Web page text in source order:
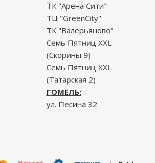
ТК "Арена Сити"
ТЦ "GreenCity"
ТК "Валерьяново"
Семь Пятниц XXL
(Скорины 9)
Семь Пятниц XXL
(Татарская 2)
ГОМЕЛЬ:
ул. Песина 32